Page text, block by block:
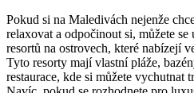
Pokud si na Maledivách nejenže
relaxovat a odpočinout‍ si, můžete
resortů na ostrovech, které‍ nabízejí⁣
Tyto resorty mají vlastní pláže,
restaurace, kde si můžete ‍vychutnat